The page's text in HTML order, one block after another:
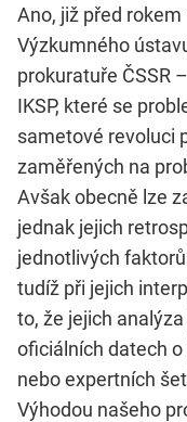
Ano, již před
Výzkumného
prokuratuře ČSSR
IKSP, které se
sametové revoluci
zaměřených na
Avšak obecně lze
jednak jejich
jednotlivých
tudíž při jejich
to, že jejich
oficiálních datech
nebo expertních
Výhodou našeho